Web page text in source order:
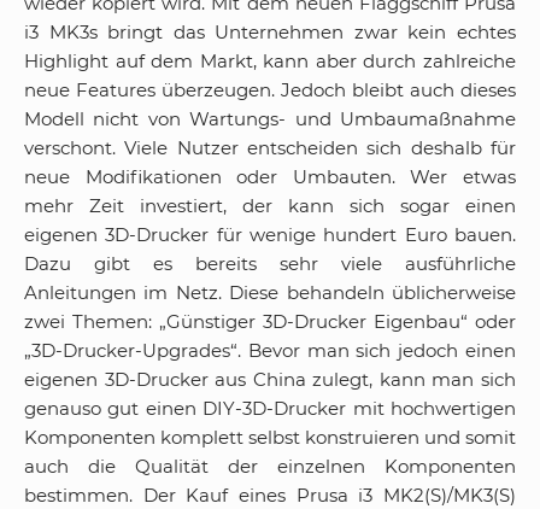
i3 MK3s bringt das Unternehmen zwar kein echtes
Highlight auf dem Markt, kann aber durch zahlreiche
neue Features überzeugen. Jedoch bleibt auch dieses
Modell nicht von Wartungs- und Umbaumaßnahme
verschont. Viele Nutzer entscheiden sich deshalb für
neue Modifikationen oder Umbauten. Wer etwas
mehr Zeit investiert, der kann sich sogar einen
eigenen 3D-Drucker für wenige hundert Euro bauen.
Dazu gibt es bereits sehr viele ausführliche
Anleitungen im Netz. Diese behandeln üblicherweise
zwei Themen: „Günstiger 3D-Drucker Eigenbau“ oder
„3D-Drucker-Upgrades“. Bevor man sich jedoch einen
eigenen 3D-Drucker aus China zulegt, kann man sich
genauso gut einen DIY-3D-Drucker mit hochwertigen
Komponenten komplett selbst konstruieren und somit
auch die Qualität der einzelnen Komponenten
bestimmen. Der Kauf eines Prusa i3 MK2(S)/MK3(S)